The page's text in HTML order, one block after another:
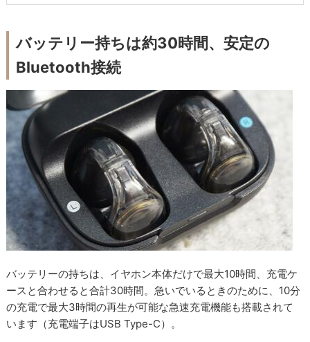
バッテリー持ちは約30時間、安定の
Bluetooth接続
バッテリーの持ちは、イヤホン本体だけで最大10時間、充電ケ
ースと合わせると合計30時間。急いでいるときのために、10分
の充電で最大3時間の再生が可能な急速充電機能も搭載されて
います（充電端子はUSB Type-C）。